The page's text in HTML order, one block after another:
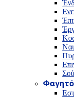
Φαγητό